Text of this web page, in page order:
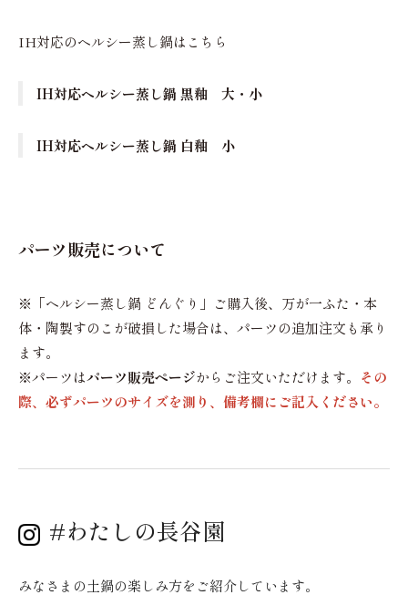
IH対応のヘルシー蒸し鍋はこちら
IH対応ヘルシー蒸し鍋 黒釉 大・小
IH対応ヘルシー蒸し鍋 白釉 小
パーツ販売について
※「ヘルシー蒸し鍋 どんぐり」ご購入後、万が一ふた・本
体・陶製すのこが破損した場合は、パーツの追加注文も承り
ます。
※パーツはパーツ販売ページからご注文いただけます。 その
際、必ずパーツのサイズを測り、備考欄にご記入ください。
#わたしの長谷園
みなさまの土鍋の楽しみ方をご紹介しています。